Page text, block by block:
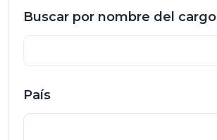
Buscar por nombre del cargo
País